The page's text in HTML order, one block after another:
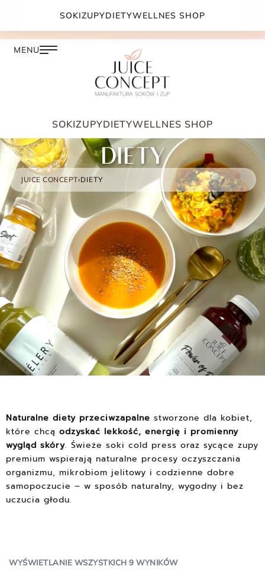
DARMOWA DOSTAWA PRZY ZAMÓWIENIU JUŻ OD
SOKIZUPYDIETYWELLNES SHOP
DIETY
JUICE CONCEPT›DIETY
Naturalne diety przeciwzapalne stworzone dla kobiet,
które chcą odzyskać lekkość, energię i promienny
wygląd skóry. Świeże soki cold press oraz sycące zupy
premium wspierają naturalne procesy oczyszczania
organizmu, mikrobiom jelitowy i codzienne dobre
samopoczucie – w sposób naturalny, wygodny i bez
uczucia głodu.
WYŚWIETLANIE WSZYSTKICH 9 WYNIKÓW
SOKIZUPYDIETYWELLNES SHOP